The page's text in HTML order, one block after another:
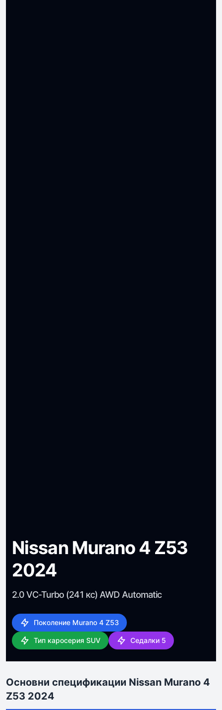
Nissan Murano 4 Z53
2024
2.0 VC-Turbo (241 кс) AWD Automatic
Поколение Murano 4 Z53
Тип каросерия SUV Седалки 5
Основни спецификации Nissan Murano 4
Z53 2024